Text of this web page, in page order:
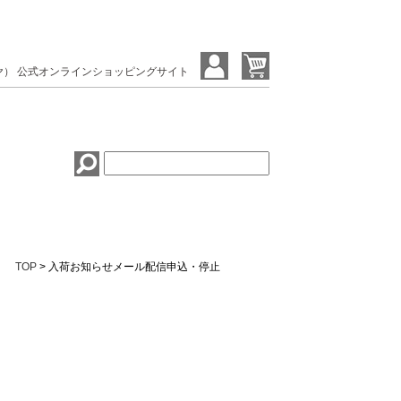
公式オンラインショッピングサイト
TOP > 入荷お知らせメール配信申込・停止